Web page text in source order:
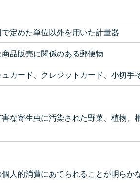
定めた単位以外を用いた計量器
品販売に関係のある郵便物
カード、クレジットカード、小切手
な寄生虫に汚染された野菜、植物、
人的消費にあてられることが明らか